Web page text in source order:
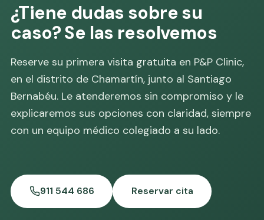
¿Tiene dudas sobre su
caso? Se las resolvemos
Reserve su primera visita gratuita en P&P Clinic,
en el distrito de Chamartín, junto al Santiago
Bernabéu. Le atenderemos sin compromiso y le
explicaremos sus opciones con claridad, siempre
con un equipo médico colegiado a su lado.
911 544 686 Reservar cita